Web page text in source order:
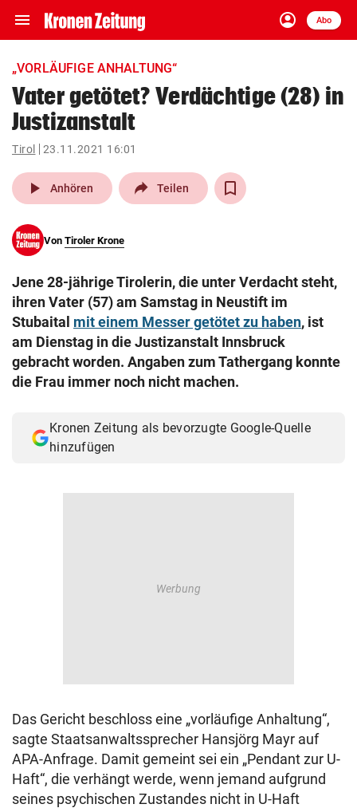
menu Navigation
ein-/ausklappen
account_circle
Anmelden
Abo
close Schließen
account_circle Anmelden
pin_drop
Wien arrow_right
search
eingeben
© Krone Multimedia GmbH & Co KG 2026
Muthgasse 2, 1190 Wien
„VORLÄUFIGE ANHALTUNG“
Vater getötet? Verdächtige (28) in
Justizanstalt
Tirol 23.11.2021 16:01
play_arrow Anhören Teilen
Von Tiroler Krone
Jene 28-jährige Tirolerin, die unter Verdacht steht,
ihren Vater (57) am Samstag in Neustift im
Stubaital mit einem Messer getötet zu haben, ist
am Dienstag in die Justizanstalt Innsbruck
gebracht worden. Angaben zum Tathergang konnte
die Frau immer noch nicht machen.
Kronen Zeitung als bevorzugte Google-Quelle
hinzufügen
Das Gericht beschloss eine „vorläufige Anhaltung“,
sagte Staatsanwaltssprecher Hansjörg Mayr auf
APA-Anfrage. Damit gemeint sei ein „Pendant zur U-
Haft“, die verhängt werde, wenn jemand aufgrund
seines psychischen Zustandes nicht in U-Haft